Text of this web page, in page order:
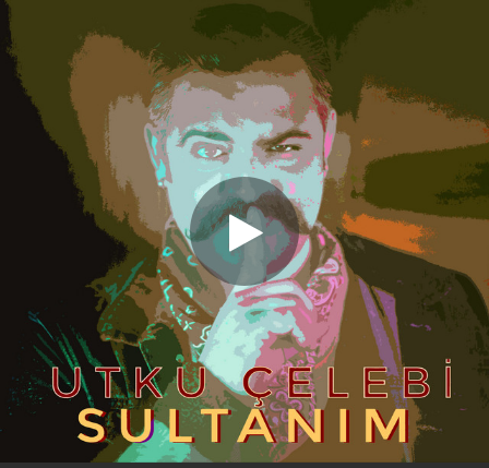
You're all set!
Sultanım
Sultanım
03:19